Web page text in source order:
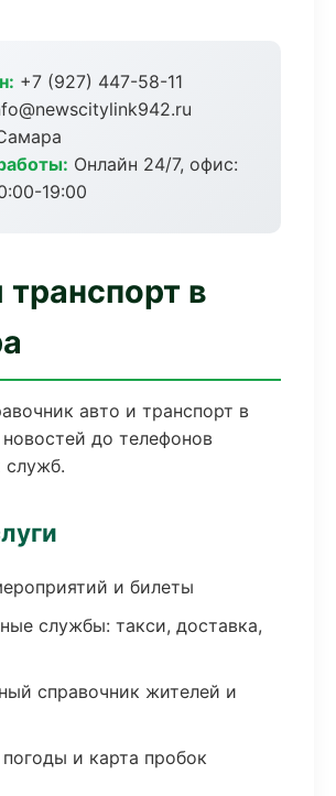
+7 (927) 447-58-11
Онлайн 24/7, офис:
19:00
транспорт в
авто и транспорт в
до телефонов
служб.
и билеты
службы: такси, доставка,
справочник жителей и
и карта пробок